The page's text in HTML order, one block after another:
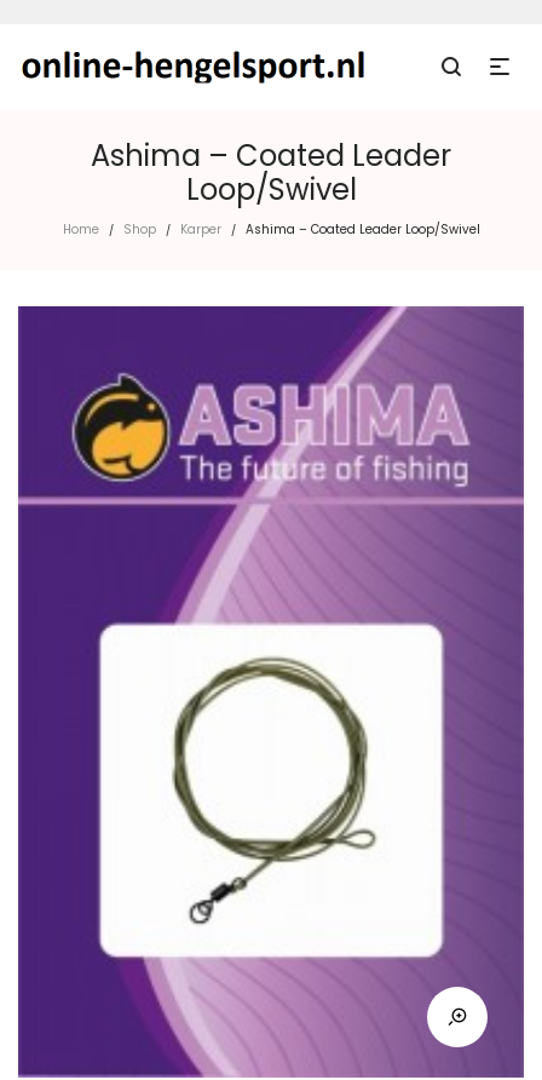
Ashima – Coated Leader
Loop/Swivel
Home / Shop / Karper / Ashima – Coated Leader Loop/Swivel